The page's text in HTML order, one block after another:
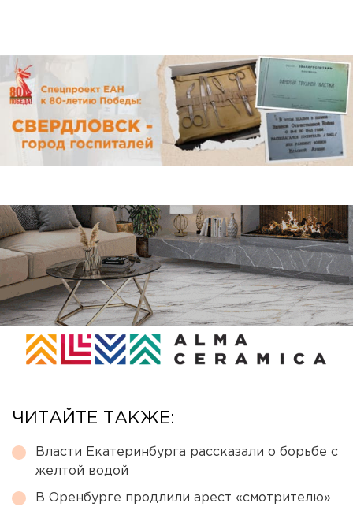
ЧИТАЙТЕ ТАКЖЕ:
Власти Екатеринбурга рассказали о борьбе с
желтой водой
В Оренбурге продлили арест «смотрителю»